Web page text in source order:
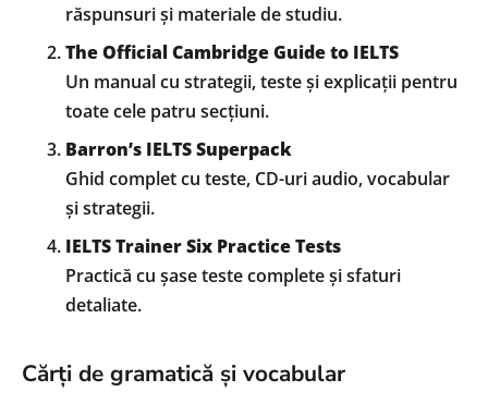
răspunsuri și materiale de studiu.
The Official Cambridge Guide to IELTS
Un manual cu strategii, teste și explicații pentru
toate cele patru secțiuni.
Barron’s IELTS Superpack
Ghid complet cu teste, CD-uri audio, vocabular
și strategii.
IELTS Trainer Six Practice Tests
Practică cu șase teste complete și sfaturi
detaliate.
Cărți de gramatică și vocabular